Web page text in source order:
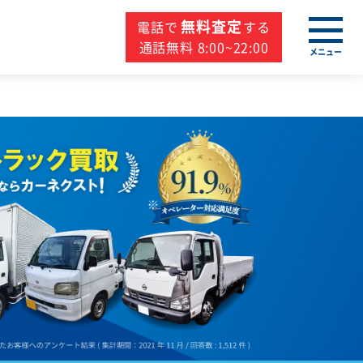
電話で 無料査定する
通話無料 8:00~22:00
メニュー